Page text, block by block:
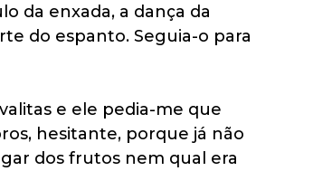
da enxada, a dança da
do espanto. Seguia-o para
e ele pedia-me que
hesitante, porque já não
dos frutos nem qual era